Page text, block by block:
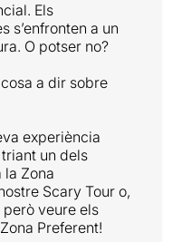
Els
s’enfronten a un
O potser no?
a dir sobre
experiència
un dels
la Zona
Scary Tour o,
veure els
Preferent!